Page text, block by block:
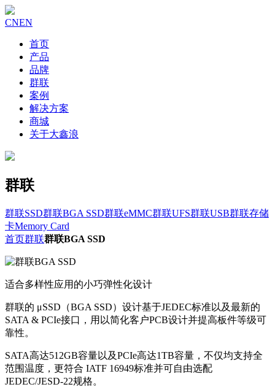
CNEN
首页
产品
品牌
群联
案例
解决方案
商城
关于大鑫浪
群联
群联SSD群联BGA SSD群联eMMC群联UFS群联USB群联存储
卡Memory Card
首页群联群联BGA SSD
适合多样性应用的小巧弹性化设计
群联的 μSSD（BGA SSD）设计基于JEDEC标准以及最新的
SATA & PCIe接口，用以简化客户PCB设计并提高板件等级可
靠性。
SATA高达512GB容量以及PCIe高达1TB容量，不仅均支持全
范围温度，更符合 IATF 16949标准并可自由选配
JEDEC/JESD-22规格。